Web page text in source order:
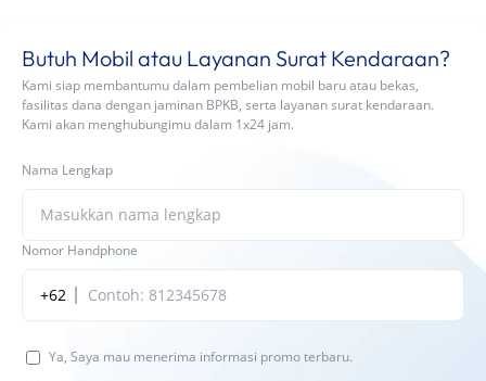
Butuh Mobil atau Layanan Surat Kendaraan?
Kami siap membantumu dalam pembelian mobil baru atau bekas,
fasilitas dana dengan jaminan BPKB, serta layanan surat kendaraan.
Kami akan menghubungimu dalam 1x24 jam.
Nama Lengkap
Nomor Handphone
+62
Ya, Saya mau menerima informasi promo terbaru.